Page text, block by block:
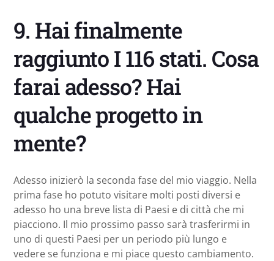
9. Hai finalmente
raggiunto I 116 stati. Cosa
farai adesso? Hai
qualche progetto in
mente?
Adesso inizierò la seconda fase del mio viaggio. Nella
prima fase ho potuto visitare molti posti diversi e
adesso ho una breve lista di Paesi e di città che mi
piacciono. Il mio prossimo passo sarà trasferirmi in
uno di questi Paesi per un periodo più lungo e
vedere se funziona e mi piace questo cambiamento.